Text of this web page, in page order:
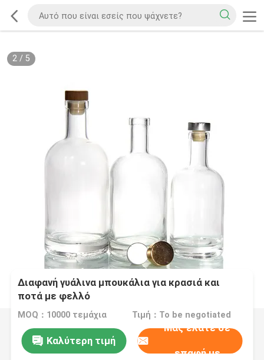
2/ 5
Διαφανή γυάλινα μπουκάλια για κρασιά και
ποτά με φελλό
MOQ：10000 τεμάχια Τιμή：To be negotiated
Καλύτερη τιμή
Μας ελάτε σε
επαφή με